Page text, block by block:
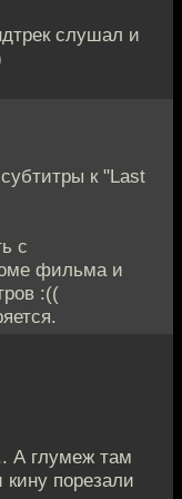
слушал и
к "Last
с
фильма и
:((
А глумеж там
порезали